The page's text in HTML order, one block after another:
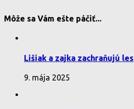
Môže sa Vám ešte páčiť...
Lišiak a zajka zachraňujú les
9. mája 2025